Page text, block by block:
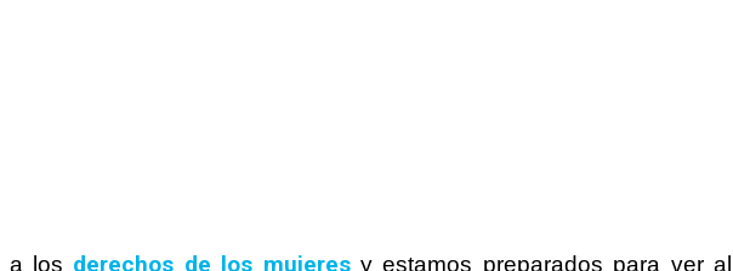
a los derechos de los mujeresy estamos preparados para ver al